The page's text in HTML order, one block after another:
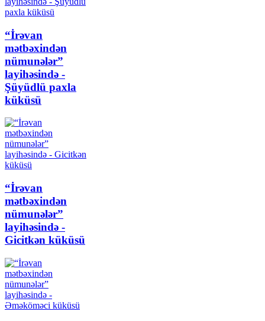
“İrəvan
mətbəxindən
nümunələr”
layihəsində -
Şüyüdlü paxla
küküsü
“İrəvan
mətbəxindən
nümunələr”
layihəsində -
Gicitkən küküsü